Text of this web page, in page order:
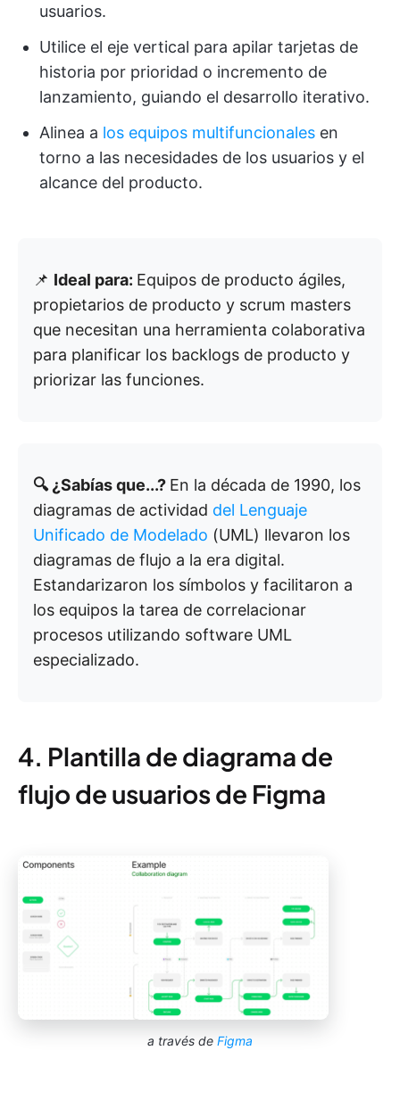
usuarios.
Utilice el eje vertical para apilar tarjetas de
historia por prioridad o incremento de
lanzamiento, guiando el desarrollo iterativo.
Alinea a los equipos multifuncionales en
torno a las necesidades de los usuarios y el
alcance del producto.
📌 Ideal para: Equipos de producto ágiles,
propietarios de producto y scrum masters
que necesitan una herramienta colaborativa
para planificar los backlogs de producto y
priorizar las funciones.
🔍 ¿Sabías que...? En la década de 1990, los
diagramas de actividad del Lenguaje
Unificado de Modelado (UML) llevaron los
diagramas de flujo a la era digital.
Estandarizaron los símbolos y facilitaron a
los equipos la tarea de correlacionar
procesos utilizando software UML
especializado.
4. Plantilla de diagrama de
flujo de usuarios de Figma
a través de Figma